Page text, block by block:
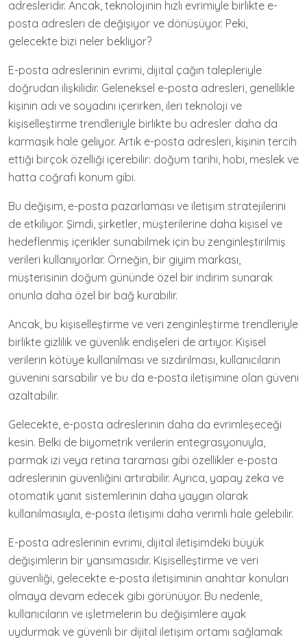
adresleridir. Ancak, teknolojinin hızlı evrimiyle birlikte e-
posta adresleri de değişiyor ve dönüşüyor. Peki,
gelecekte bizi neler bekliyor?
E-posta adreslerinin evrimi, dijital çağın talepleriyle
doğrudan ilişkilidir. Geleneksel e-posta adresleri, genellikle
kişinin adı ve soyadını içerirken, ileri teknoloji ve
kişiselleştirme trendleriyle birlikte bu adresler daha da
karmaşık hale geliyor. Artık e-posta adresleri, kişinin tercih
ettiği birçok özelliği içerebilir: doğum tarihi, hobi, meslek ve
hatta coğrafi konum gibi.
Bu değişim, e-posta pazarlaması ve iletişim stratejilerini
de etkiliyor. Şimdi, şirketler, müşterilerine daha kişisel ve
hedeflenmiş içerikler sunabilmek için bu zenginleştirilmiş
verileri kullanıyorlar. Örneğin, bir giyim markası,
müşterisinin doğum gününde özel bir indirim sunarak
onunla daha özel bir bağ kurabilir.
Ancak, bu kişiselleştirme ve veri zenginleştirme trendleriyle
birlikte gizlilik ve güvenlik endişeleri de artıyor. Kişisel
verilerin kötüye kullanılması ve sızdırılması, kullanıcıların
güvenini sarsabilir ve bu da e-posta iletişimine olan güveni
azaltabilir.
Gelecekte, e-posta adreslerinin daha da evrimleşeceği
kesin. Belki de biyometrik verilerin entegrasyonuyla,
parmak izi veya retina taraması gibi özellikler e-posta
adreslerinin güvenliğini artırabilir. Ayrıca, yapay zeka ve
otomatik yanıt sistemlerinin daha yaygın olarak
kullanılmasıyla, e-posta iletişimi daha verimli hale gelebilir.
E-posta adreslerinin evrimi, dijital iletişimdeki büyük
değişimlerin bir yansımasıdır. Kişiselleştirme ve veri
güvenliği, gelecekte e-posta iletişiminin anahtar konuları
olmaya devam edecek gibi görünüyor. Bu nedenle,
kullanıcıların ve işletmelerin bu değişimlere ayak
uydurmak ve güvenli bir dijital iletişim ortamı sağlamak